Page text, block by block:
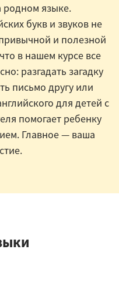
родном языке.
букв и звуков не
и полезной
в нашем курсе все
разгадать загадку
письмо другу или
для детей с
помогает ребенку
Главное — ваша